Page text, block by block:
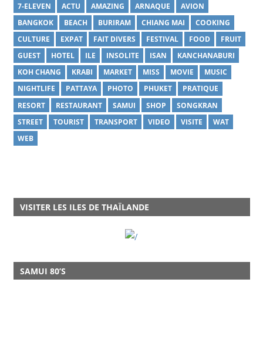
7-ELEVEN ACTU AMAZING ARNAQUE
AVION
BANGKOK
BEACH BURIRAM CHIANG MAI
COOKING
CULTURE
EXPAT FAIT DIVERS FESTIVAL FOOD
FRUIT
GUEST
HOTEL ILE INSOLITE ISAN
KANCHANABURI
KOH CHANG
KRABI MARKET MISS MOVIE
MUSIC
NIGHTLIFE
PATTAYA PHOTO PHUKET
PRATIQUE
RESORT
RESTAURANT SAMUI SHOP
SONGKRAN
STREET
TOURIST TRANSPORT VIDEO VISITE
WAT
WEB
VISITER LES ILES DE THAÏLANDE
SAMUI 80’S